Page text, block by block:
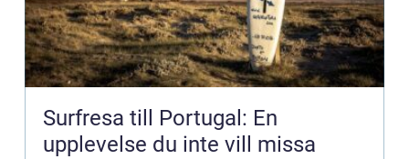
Surfresa till Portugal: En
upplevelse du inte vill missa